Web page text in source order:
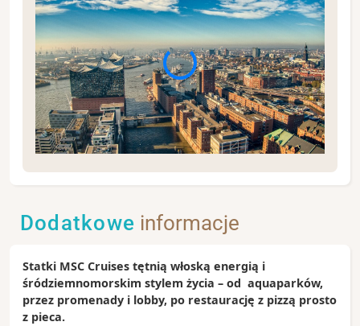
Hamburg to obecnie drugi największy port w
właśnie stąd wypływały statki z emigrantami do
sen.
Zobacz koniecznie:
- Miasto Spichlerzy to wpisany na listę UNESCO
Dodatkowe informacje
Statki MSC Cruises tętnią włoską energią i
śródziemnomorskim stylem życia – od aquaparków,
przez promenady i lobby, po restaurację z pizzą prosto
z pieca.